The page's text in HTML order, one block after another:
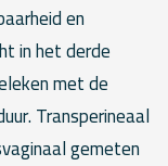
en
in het derde
met de
Transperineaal
gemeten